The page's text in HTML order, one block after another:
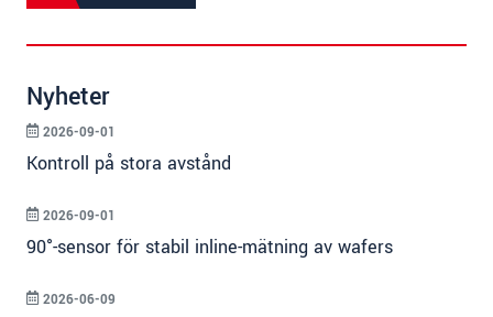
Nyheter
Kontroll på stora avstånd
2026-09-01
90°-sensor för stabil inline-mätning av wafers
2026-09-01
2026-06-09